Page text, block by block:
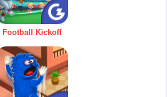
Football Kickoff